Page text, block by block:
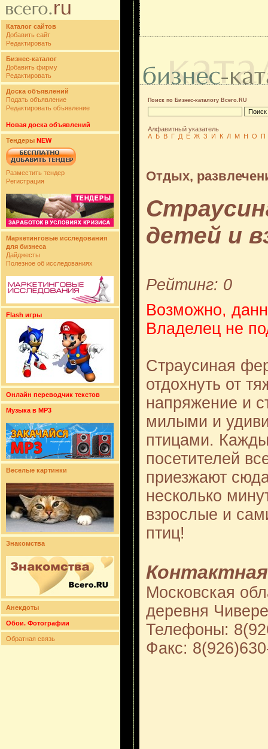
Каталог сайтов
Добавить сайт
Редактировать
Бизнес-каталог
Добавить фирму
Редактировать
Доска объявлений
Подать объявление
Редактировать объявление
Новая доска объявлений
Тендеры NEW
Разместить тендер
Регистрация
Маркетинговые исследования
для бизнеса
Дайджесты
Полезное об исследованиях
Flash игры
Онлайн переводчик текстов
Музыка в MP3
Веселые картинки
Знакомства
Анекдоты
Обои. Фотографии
Обратная связь
Поиск по Бизнес-каталогу Всего.RU
Алфавитный указатель
А Б В Г Д Е Ж З И К Л М Н О П
Отдых,
детей и
Рейтинг: 0
Возможно,
Владелец не
Страусиная
отдохнуть от
напряжение и
милыми и
птицами.
посетителей
приезжают
несколько
взрослые и
птиц!
Московская
деревня
Телефоны:
Факс: